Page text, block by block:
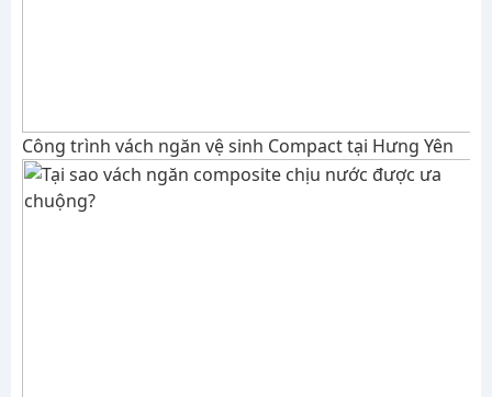
Công trình vách ngăn vệ sinh Compact tại Hưng Yên